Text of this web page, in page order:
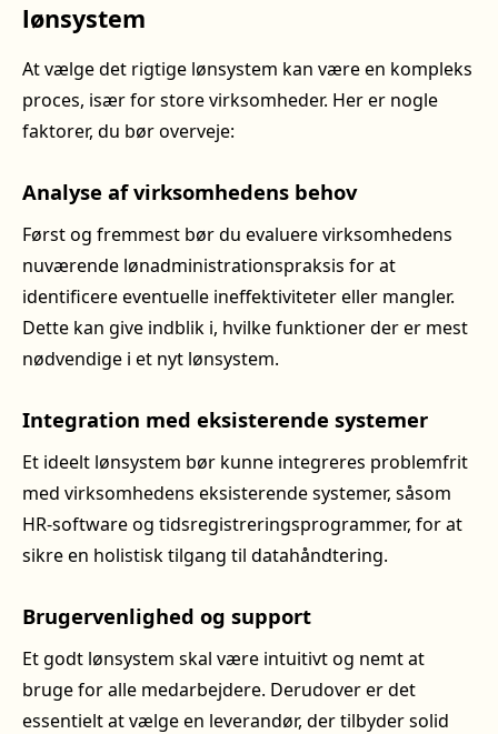
lønsystem
At vælge det rigtige lønsystem kan være en kompleks
proces, især for store virksomheder. Her er nogle
faktorer, du bør overveje:
Analyse af virksomhedens behov
Først og fremmest bør du evaluere virksomhedens
nuværende lønadministrationspraksis for at
identificere eventuelle ineffektiviteter eller mangler.
Dette kan give indblik i, hvilke funktioner der er mest
nødvendige i et nyt lønsystem.
Integration med eksisterende systemer
Et ideelt lønsystem bør kunne integreres problemfrit
med virksomhedens eksisterende systemer, såsom
HR-software og tidsregistreringsprogrammer, for at
sikre en holistisk tilgang til datahåndtering.
Brugervenlighed og support
Et godt lønsystem skal være intuitivt og nemt at
bruge for alle medarbejdere. Derudover er det
essentielt at vælge en leverandør, der tilbyder solid